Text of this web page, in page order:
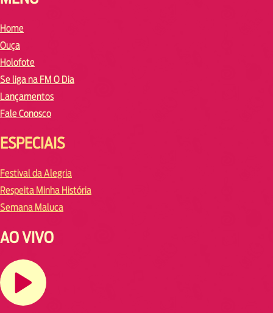
Home
Ouça
Holofote
Se liga na FM O Dia
Lançamentos
Fale Conosco
ESPECIAIS
Festival da Alegria
Respeita Minha História
Semana Maluca
AO VIVO